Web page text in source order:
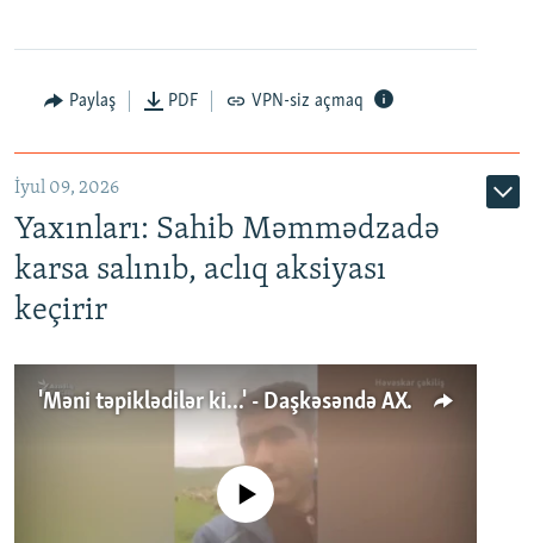
Paylaş PDF VPN-siz açmaq
İyul 09, 2026
Yaxınları: Sahib Məmmədzadə
karsa salınıb, aclıq aksiyası
keçirir
'Məni təpiklədilər ki...' - Daşkəsəndə AXCP fəalının yaxınları onun həbsinə etiraz edirlər
No media source currently available